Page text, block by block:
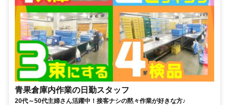
青果倉庫内作業の日勤スタッフ
20代～50代主婦さん活躍中！接客ナシの黙々作業が好きな方♪